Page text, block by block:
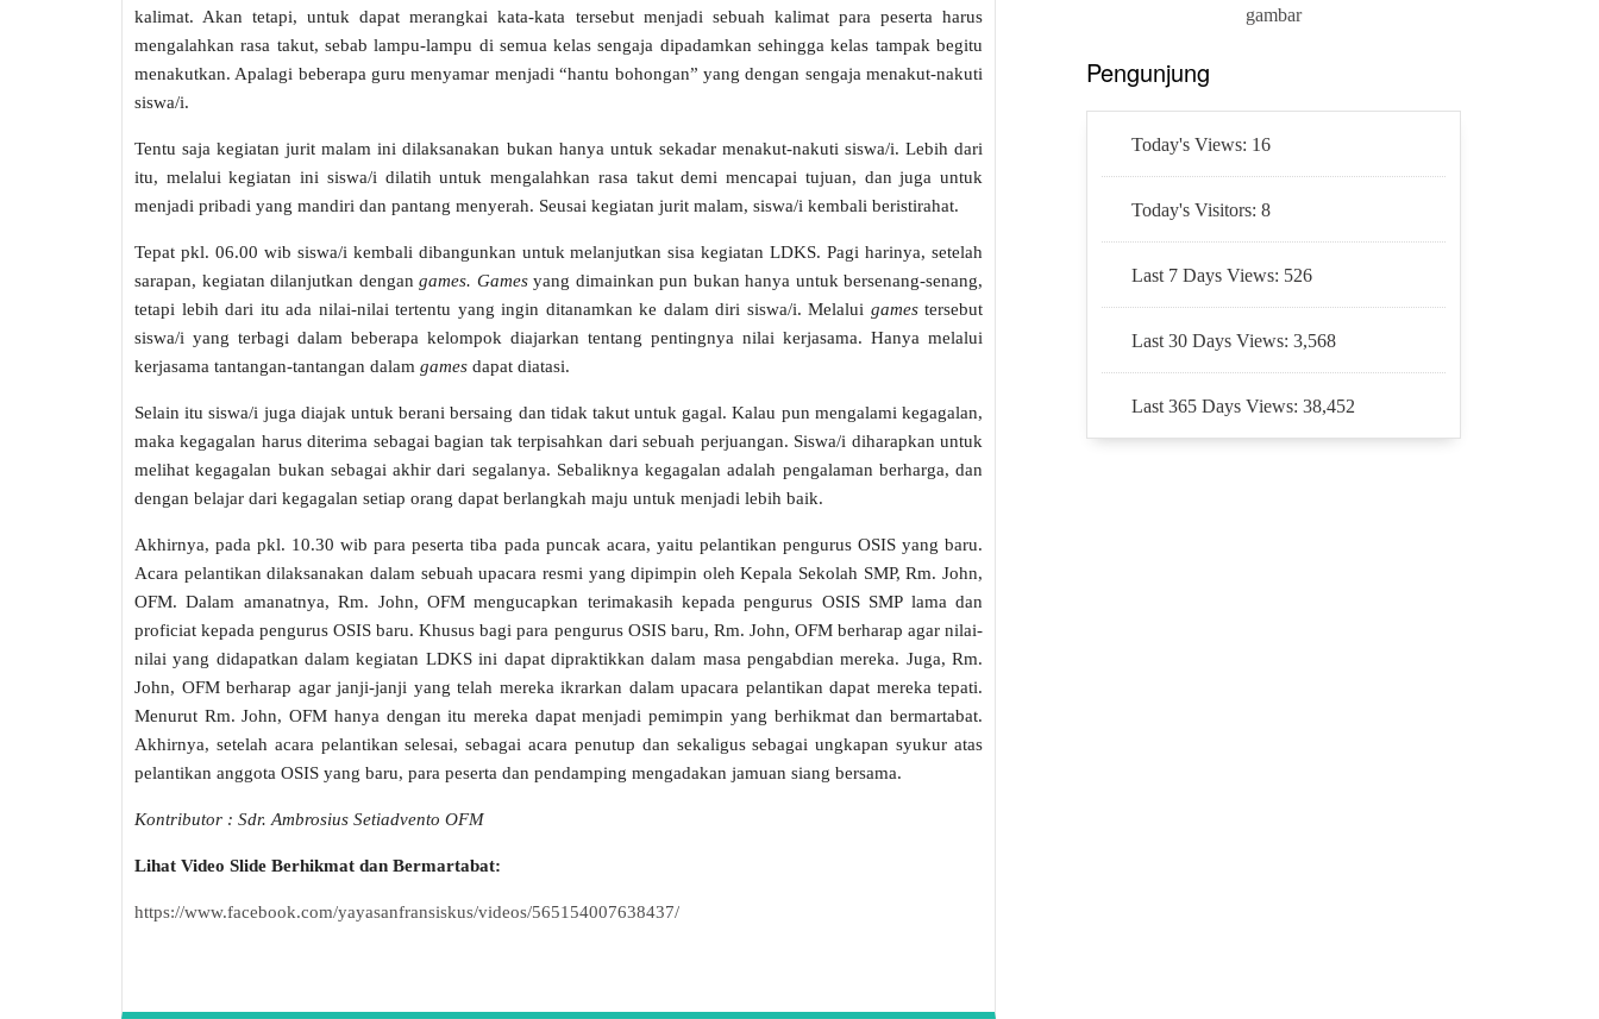
kalimat. Akan tetapi, untuk dapat merangkai kata-kata tersebut menjadi sebuah kalimat para peserta harus
mengalahkan rasa takut, sebab lampu-lampu di semua kelas sengaja dipadamkan sehingga kelas tampak begitu
menakutkan. Apalagi beberapa guru menyamar menjadi “hantu bohongan” yang dengan sengaja menakut-nakuti
siswa/i.
Tentu saja kegiatan jurit malam ini dilaksanakan bukan hanya untuk sekadar menakut-nakuti siswa/i. Lebih dari
itu, melalui kegiatan ini siswa/i dilatih untuk mengalahkan rasa takut demi mencapai tujuan, dan juga untuk
menjadi pribadi yang mandiri dan pantang menyerah. Seusai kegiatan jurit malam, siswa/i kembali beristirahat.
Tepat pkl. 06.00 wib siswa/i kembali dibangunkan untuk melanjutkan sisa kegiatan LDKS. Pagi harinya, setelah
sarapan, kegiatan dilanjutkan dengangames. Gamesyang dimainkan pun bukan hanya untuk bersenang-senang,
tetapi lebih dari itu ada nilai-nilai tertentu yang ingin ditanamkan ke dalam diri siswa/i. Melalui gamestersebut
siswa/i yang terbagi dalam beberapa kelompok diajarkan tentang pentingnya nilai kerjasama. Hanya melalui
kerjasama tantangan-tantangan dalam games dapat diatasi.
Selain itu siswa/i juga diajak untuk berani bersaing dan tidak takut untuk gagal. Kalau pun mengalami kegagalan,
maka kegagalan harus diterima sebagai bagian tak terpisahkan dari sebuah perjuangan. Siswa/i diharapkan untuk
melihat kegagalan bukan sebagai akhir dari segalanya. Sebaliknya kegagalan adalah pengalaman berharga, dan
dengan belajar dari kegagalan setiap orang dapat berlangkah maju untuk menjadi lebih baik.
Akhirnya, pada pkl. 10.30 wib para peserta tiba pada puncak acara, yaitu pelantikan pengurus OSIS yang baru.
Acara pelantikan dilaksanakan dalam sebuah upacara resmi yang dipimpin oleh Kepala Sekolah SMP, Rm. John,
OFM. Dalam amanatnya, Rm. John, OFM mengucapkan terimakasih kepada pengurus OSIS SMP lama dan
proficiat kepada pengurus OSIS baru. Khusus bagi para pengurus OSIS baru, Rm. John, OFM berharap agar nilai-
nilai yang didapatkan dalam kegiatan LDKS ini dapat dipraktikkan dalam masa pengabdian mereka. Juga, Rm.
John, OFM berharap agar janji-janji yang telah mereka ikrarkan dalam upacara pelantikan dapat mereka tepati.
Menurut Rm. John, OFM hanya dengan itu mereka dapat menjadi pemimpin yang berhikmat dan bermartabat.
Akhirnya, setelah acara pelantikan selesai, sebagai acara penutup dan sekaligus sebagai ungkapan syukur atas
pelantikan anggota OSIS yang baru, para peserta dan pendamping mengadakan jamuan siang bersama.
Kontributor : Sdr. Ambrosius Setiadvento OFM
Lihat Video Slide Berhikmat dan Bermartabat:
https://www.facebook.com/yayasanfransiskus/videos/565154007638437/
gambar
Pengunjung
Today's Views: 16
Today's Visitors:8
Last 7 Days Views: 526
Last 30 Days Views:3,568
Last 365 Days Views:38,452